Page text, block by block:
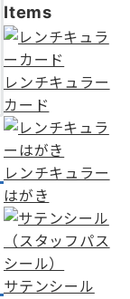
Items
レンチキュラー
カード
レンチキュラー
はがき
サテンシール